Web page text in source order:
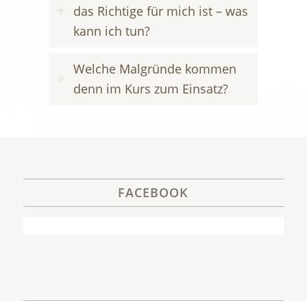
das Richtige für mich ist – was
kann ich tun?
Welche Malgründe kommen
denn im Kurs zum Einsatz?
FACEBOOK